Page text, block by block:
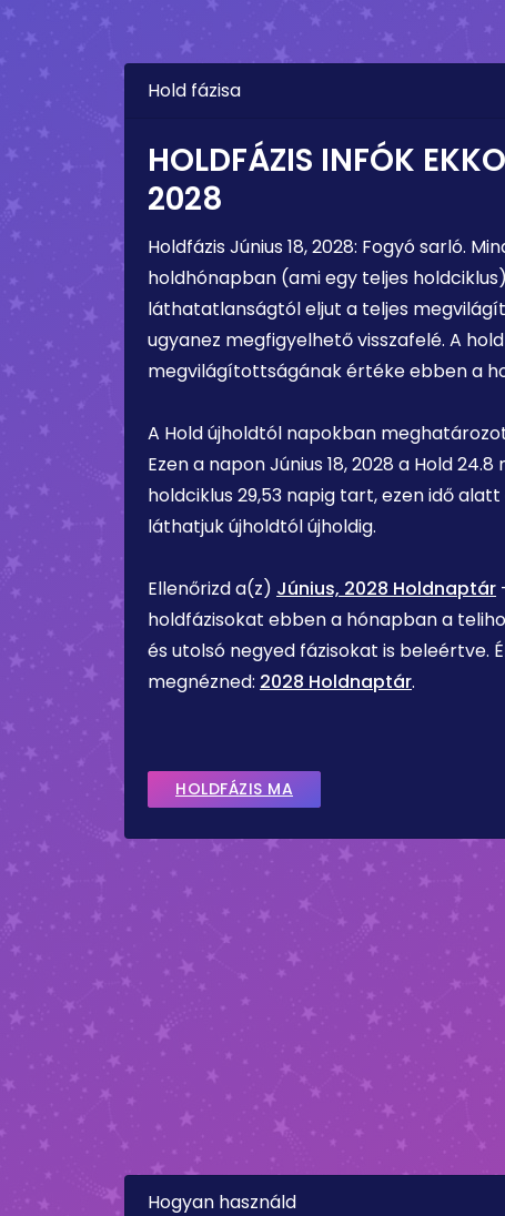
Hold fázisa
HOLDFÁZIS INFÓK
2028
Holdfázis Június 18, 2028: Fogyó sarló.
holdhónapban (ami egy teljes
láthatatlanságtól eljut a teljes
ugyanez megfigyelhető visszafelé. A
megvilágítottságának értéke ebben a
A Hold újholdtól napokban
Ezen a naponJúnius 18, 2028 a Hold24.8
holdciklus 29,53 napig tart, ezen idő
láthatjuk újholdtól újholdig.
Ellenőrizd a(z) Június, 2028 Holdnaptár
holdfázisokat ebben a hónapban a
és utolsó negyed fázisokat is beleértve.
megnézned: 2028 Holdnaptár.
HOLDFÁZIS MA
Hogyan használd